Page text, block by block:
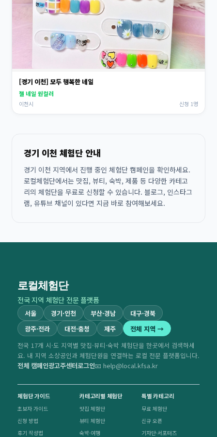
[경기 이천] 모두 행복한 네일
젤 네일 원컬러
이천시 신청 1명
경기 이천 체험단 안내
경기 이천 지역에서 진행 중인 체험단 캠페인을 확인하세요.
로컬체험단에서는 맛집, 뷰티, 숙박, 제품 등 다양한 카테고
리의 체험단을 무료로 신청할 수 있습니다. 블로그, 인스타그
램, 유튜브 채널이 있다면 지금 바로 참여해보세요.
로컬체험단
전국 지역 체험단 전문 플랫폼
서울 경기·인천 부산·경남
대구·경북
광주·전라
대전·충청 제주
전체 지역 →
전국 17개 시·도 지역별 맛집·뷰티·숙박 체험단을 한곳에서 검색하세
요. 내 지역 소상공인과 체험단원을 연결하는 로컬 전문 플랫폼입니다.
전체 캠페인광고주센터로그인📧 help@local.kfsa.kr
체험단 가이드
초보자 가이드
신청 방법
후기 작성법
카테고리별 체험단
맛집 체험단
뷰티 체험단
숙박·여행
특별 카테고리
무료 체험단
신규 오픈
기자단·서포터즈